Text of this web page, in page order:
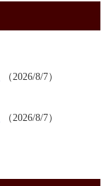
2026/8/7
2026/8/7